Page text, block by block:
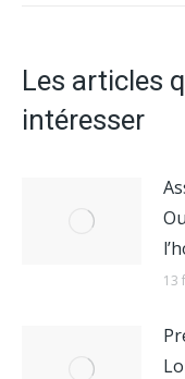
Les articles
intéresser
13